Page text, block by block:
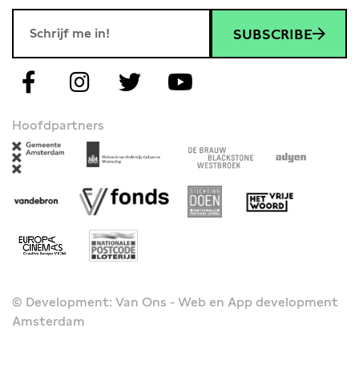
SUBSCRIBE
Hoofdpartners
© Development: Van Ons - Web en App development
Amsterdam